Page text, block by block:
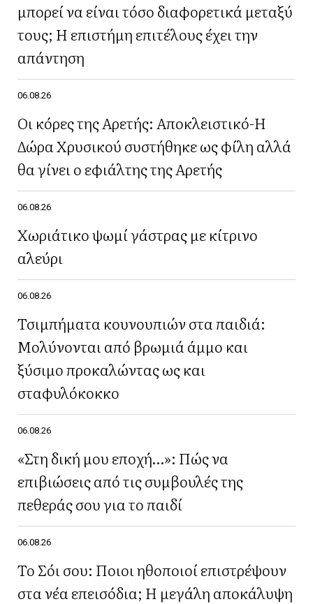
μπορεί να είναι τόσο διαφορετικά μεταξύ
τους; Η επιστήμη επιτέλους έχει την
απάντηση
06.08.26
Οι κόρες της Αρετής: Αποκλειστικό-Η
Δώρα Χρυσικού συστήθηκε ως φίλη αλλά
θα γίνει ο εφιάλτης της Αρετής
06.08.26
Χωριάτικο ψωμί γάστρας με κίτρινο
αλεύρι
06.08.26
Τσιμπήματα κουνουπιών στα παιδιά:
Μολύνονται από βρωμιά άμμο και
ξύσιμο προκαλώντας ως και
σταφυλόκοκκο
06.08.26
«Στη δική μου εποχή…»: Πώς να
επιβιώσεις από τις συμβουλές της
πεθεράς σου για το παιδί
06.08.26
Το Σόι σου: Ποιοι ηθοποιοί επιστρέψουν
στα νέα επεισόδια; Η μεγάλη αποκάλυψη